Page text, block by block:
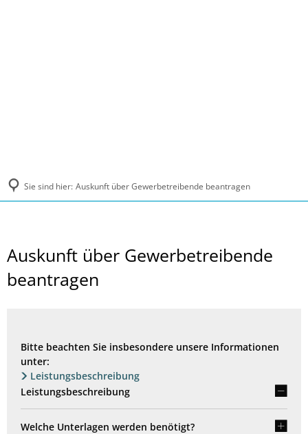
Sie sind hier: Auskunft über Gewerbetreibende beantragen
Auskunft über Gewerbetreibende
beantragen
Bitte beachten Sie insbesondere unsere Informationen
unter:
Leistungsbeschreibung
Leistungsbeschreibung
Welche Unterlagen werden benötigt?